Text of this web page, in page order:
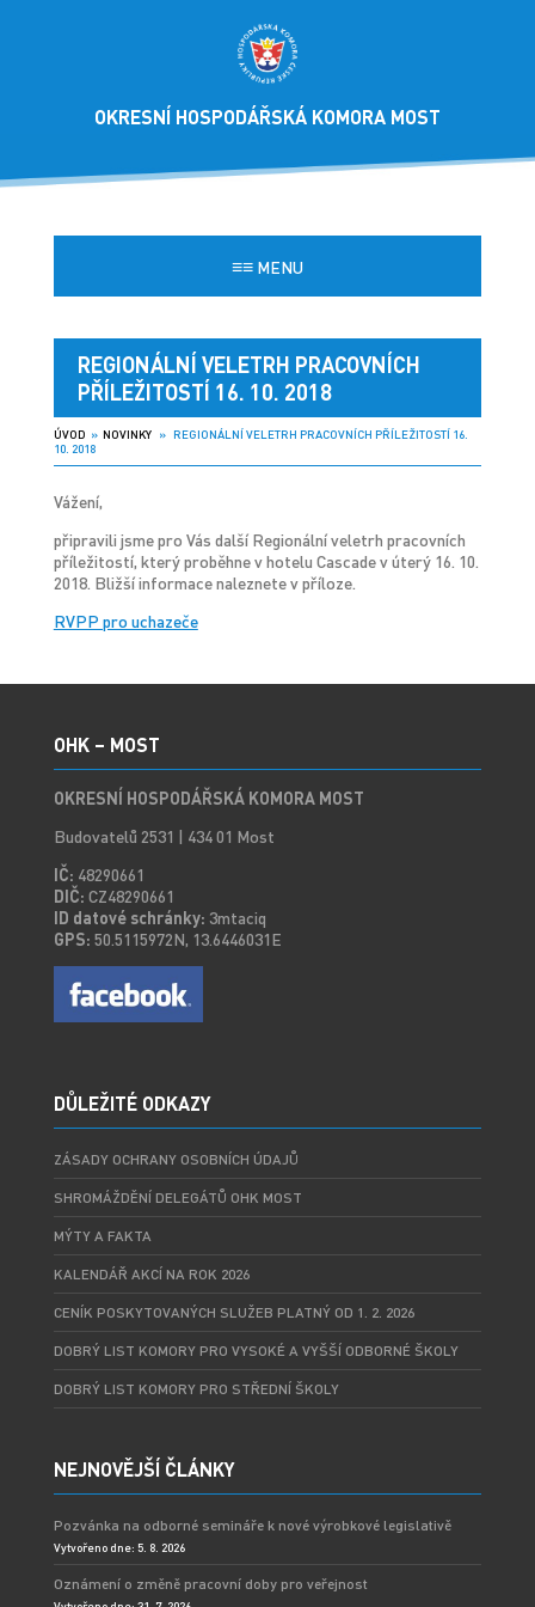
OKRESNÍ HOSPODÁŘSKÁ KOMORA MOST
≡≡MENU
REGIONÁLNÍ VELETRH PRACOVNÍCH
PŘÍLEŽITOSTÍ 16. 10. 2018
ÚVOD » NOVINKY» REGIONÁLNÍ VELETRH PRACOVNÍCH PŘÍLEŽITOSTÍ 16.
10. 2018
Vážení,
připravili jsme pro Vás další Regionální veletrh pracovních
příležitostí, který proběhne v hotelu Cascade v úterý 16. 10.
2018. Bližší informace naleznete v příloze.
RVPP pro uchazeče
OHK – MOST
OKRESNÍ HOSPODÁŘSKÁ KOMORA MOST
Budovatelů 2531 | 434 01 Most
IČ: 48290661
DIČ: CZ48290661
ID datové schránky: 3mtaciq
GPS: 50.5115972N, 13.6446031E
DŮLEŽITÉ ODKAZY
ZÁSADY OCHRANY OSOBNÍCH ÚDAJŮ
SHROMÁŽDĚNÍ DELEGÁTŮ OHK MOST
MÝTY A FAKTA
KALENDÁŘ AKCÍ NA ROK 2026
CENÍK POSKYTOVANÝCH SLUŽEB PLATNÝ OD 1. 2. 2026
DOBRÝ LIST KOMORY PRO VYSOKÉ A VYŠŠÍ ODBORNÉ ŠKOLY
DOBRÝ LIST KOMORY PRO STŘEDNÍ ŠKOLY
NEJNOVĚJŠÍ ČLÁNKY
Pozvánka na odborné semináře k nové výrobkové legislativě
Vytvořeno dne: 5. 8. 2026
Oznámení o změně pracovní doby pro veřejnost